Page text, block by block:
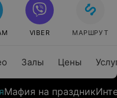
Залы Цены
VIBER МАРШРУТ
Мафия на праздник